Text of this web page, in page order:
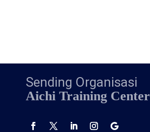
Sending Organisasi
Aichi Training Center